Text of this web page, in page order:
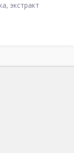
экстракт